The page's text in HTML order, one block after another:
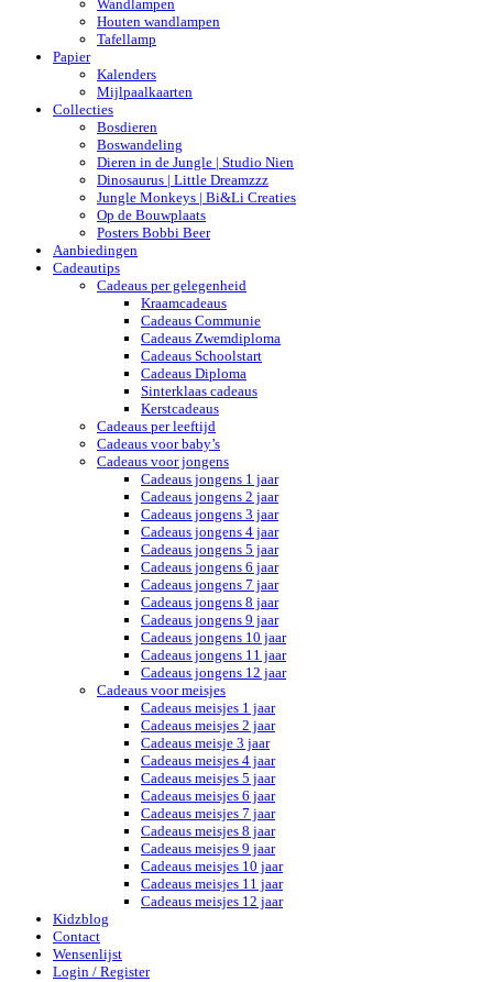
Wandlampen
Houten wandlampen
Tafellamp
Papier
Kalenders
Mijlpaalkaarten
Collecties
Bosdieren
Boswandeling
Dieren in de Jungle | Studio Nien
Dinosaurus | Little Dreamzzz
Jungle Monkeys | Bi&Li Creaties
Op de Bouwplaats
Posters Bobbi Beer
Aanbiedingen
Cadeautips
Cadeaus per gelegenheid
Kraamcadeaus
Cadeaus Communie
Cadeaus Zwemdiploma
Cadeaus Schoolstart
Cadeaus Diploma
Sinterklaas cadeaus
Kerstcadeaus
Cadeaus per leeftijd
Cadeaus voor baby’s
Cadeaus voor jongens
Cadeaus jongens 1 jaar
Cadeaus jongens 2 jaar
Cadeaus jongens 3 jaar
Cadeaus jongens 4 jaar
Cadeaus jongens 5 jaar
Cadeaus jongens 6 jaar
Cadeaus jongens 7 jaar
Cadeaus jongens 8 jaar
Cadeaus jongens 9 jaar
Cadeaus jongens 10 jaar
Cadeaus jongens 11 jaar
Cadeaus jongens 12 jaar
Cadeaus voor meisjes
Cadeaus meisjes 1 jaar
Cadeaus meisjes 2 jaar
Cadeaus meisje 3 jaar
Cadeaus meisjes 4 jaar
Cadeaus meisjes 5 jaar
Cadeaus meisjes 6 jaar
Cadeaus meisjes 7 jaar
Cadeaus meisjes 8 jaar
Cadeaus meisjes 9 jaar
Cadeaus meisjes 10 jaar
Cadeaus meisjes 11 jaar
Cadeaus meisjes 12 jaar
Kidzblog
Contact
Wensenlijst
Login / Register